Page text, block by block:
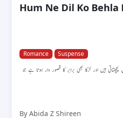
Hum Ne Dil Ko Behla
Romance Suspense
پچھتاتی ہیں اور لڑکا بھی برابر کا قصور وار ہوتا ہے جو
By Abida Z Shireen